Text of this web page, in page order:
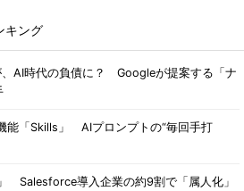
キング
AI時代の負債に？ Googleが提案する「ナ
能「Skills」 AIプロンプトの“毎回手打
Salesforce導入企業の約9割で「属人化」